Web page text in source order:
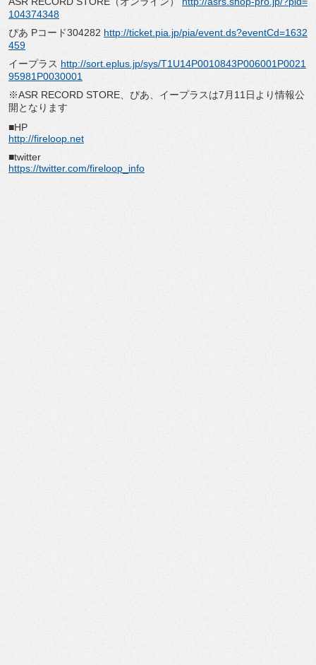
104374348
ぴあ Pコード304282 http://ticket.pia.jp/pia/event.ds?eventCd=1632
459
イープラス http://sort.eplus.jp/sys/T1U14P0010843P006001P0021
95981P0030001
※ASR RECORD STORE、ぴあ、イープラスは7月11日より情報公
開となります
■HP
http://fireloop.net
■twitter
https://twitter.com/fireloop_info